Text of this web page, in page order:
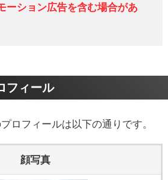
ーション広告を含む場合があ
フィール
ロフィールは以下の通りです。
顔写真